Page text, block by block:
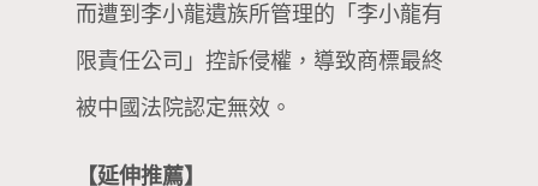
而遭到李小龍遺族所管理的「李小龍有
限責任公司」控訴侵權，導致商標最終
被中國法院認定無效。
【延伸推薦】